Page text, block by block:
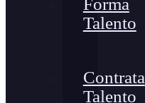
Forma
Talento
Contrata
Talento